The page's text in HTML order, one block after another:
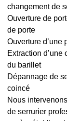
changement de
Ouverture de
de porte
Ouverture d’une
Extraction
du barillet
Dépannage de
coincé
Nous
de serrurier